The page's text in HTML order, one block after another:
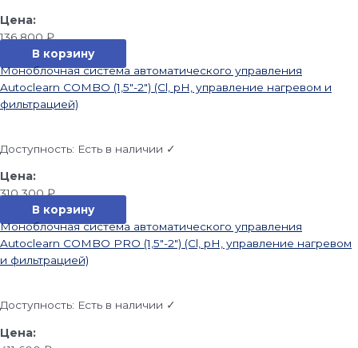
136 800₽
В корзину
Моноблочная система автоматического управления
Autoclearn COMBO (1,5″-2″) (Cl, pH, управление нагревом и
фильтрацией)
Доступность: Есть в наличии ✓
310 300₽
В корзину
Моноблочная система автоматического управления
Autoclearn COMBO PRO (1,5″-2″) (Cl, pH, управление нагревом
и фильтрацией)
Доступность: Есть в наличии ✓